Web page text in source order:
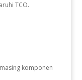
TCO.
komponen